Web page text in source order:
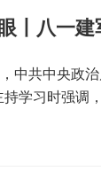
丨八一
中共中央政
学习时强调